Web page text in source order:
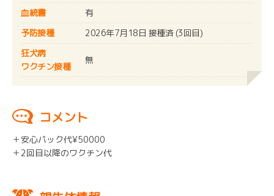
血統書
有
予防接種
2026年7月18日 接種済 (3回目)
狂犬病
ワクチン接種
無
コメント
＋安心パック代¥50000
＋2回目以降のワクチン代